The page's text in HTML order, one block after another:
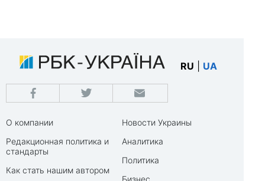
RU UA
О компании
Редакционная политика и
стандарты
Как стать нашим автором
Новости Украины
Аналитика
Политика
Бизнес